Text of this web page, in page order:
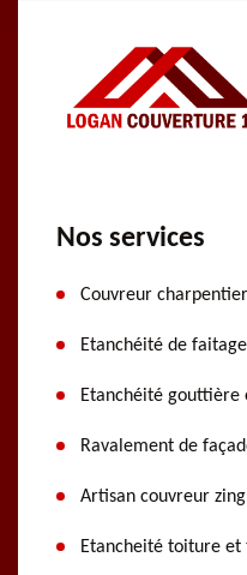
Nos services
Couvreur
Etanchéité de
Etanchéité gouttière
Ravalement de
Artisan couvreur
Etancheité toiture et